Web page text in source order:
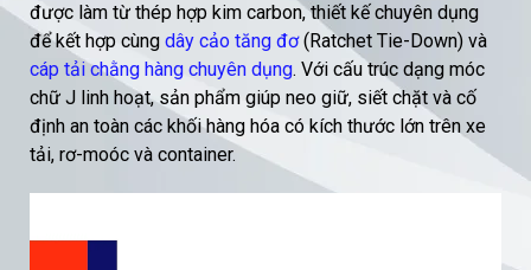
được làm từ thép hợp kim carbon, thiết kế chuyên dụng
để kết hợp cùng dây cảo tăng đơ(Ratchet Tie-Down) và
cáp tải chằng hàng chuyên dụng. Với cấu trúc dạng móc
chữ J linh hoạt, sản phẩm giúp neo giữ, siết chặt và cố
định an toàn các khối hàng hóa có kích thước lớn trên xe
tải, rơ-moóc và container.